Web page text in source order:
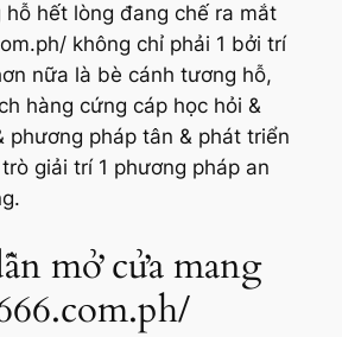
hết lòng đang chế ra mắt
không chỉ phải 1 bởi trí
nữa là bè cánh tương hỗ,
hàng cứng cáp học hỏi &
phương pháp tân & phát triển
giải trí 1 phương pháp an
mở cửa mang